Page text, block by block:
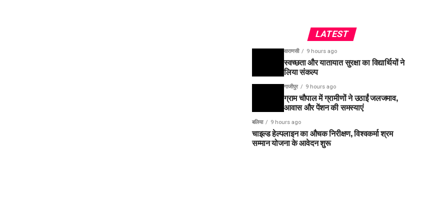
LATEST
वाराणसी 9 hours ago
स्वच्छता और यातायात सुरक्षा का विद्यार्थियों ने
लिया संकल्प
गाजीपुर 9 hours ago
ग्राम चौपाल में ग्रामीणों ने उठाईं जलजमाव,
आवास और पेंशन की समस्याएं
बलिया 9 hours ago
चाइल्ड हेल्पलाइन का औचक निरीक्षण, विश्वकर्मा श्रम
सम्मान योजना के आवेदन शुरू